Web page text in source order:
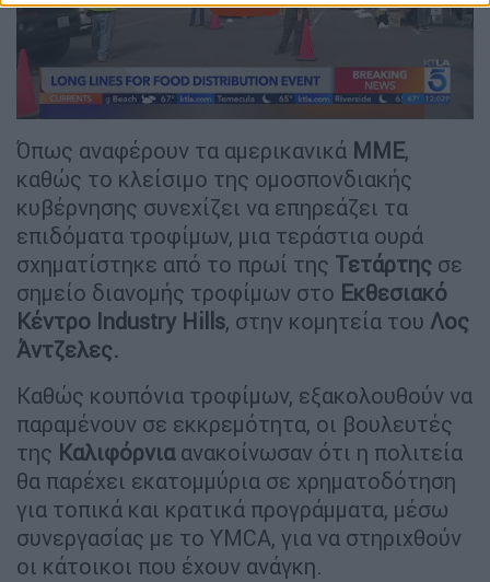
Όπως αναφέρουν τα αμερικανικά ΜΜΕ,
καθώς το κλείσιμο της ομοσπονδιακής
κυβέρνησης συνεχίζει να επηρεάζει τα
επιδόματα τροφίμων, μια τεράστια ουρά
σχηματίστηκε από το πρωί της Τετάρτης σε
σημείο διανομής τροφίμων στο Εκθεσιακό
Κέντρο Industry Hills, στην κομητεία του Λος
Άντζελες.
Καθώς κουπόνια τροφίμων, εξακολουθούν να
παραμένουν σε εκκρεμότητα, οι βουλευτές
της Καλιφόρνιαανακοίνωσαν ότι η πολιτεία
θα παρέχει εκατομμύρια σε χρηματοδότηση
για τοπικά και κρατικά προγράμματα, μέσω
συνεργασίας με το YMCA, για να στηριχθούν
οι κάτοικοι που έχουν ανάγκη.